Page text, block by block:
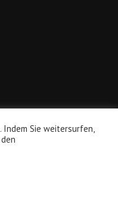
& Spengler by
Indem Sie weitersurfen,